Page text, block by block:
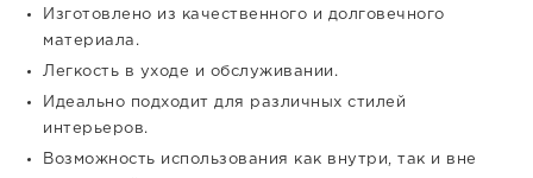
Изготовлено из качественного и долговечного
материала.
Легкость в уходе и обслуживании.
Идеально подходит для различных стилей
интерьеров.
Возможность использования как внутри, так и вне